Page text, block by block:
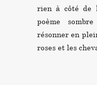
rien à côté de
poème
résonner en
roses et les